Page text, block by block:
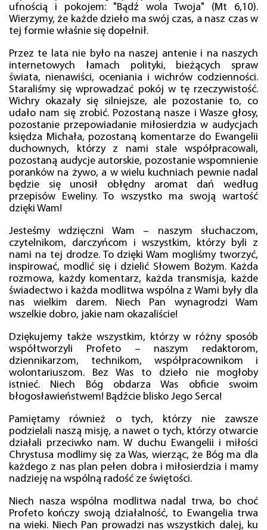
ufnością i pokojem: "Bądź wola Twoja" (Mt 6,10).
Wierzymy, że każde dzieło ma swój czas, a nasz czas w
tej formie właśnie się dopełnił.
Przez te lata nie było na naszej antenie i na naszych
internetowych łamach polityki, bieżących spraw
świata, nienawiści, oceniania i wichrów codzienności.
Staraliśmy się wprowadzać pokój w tę rzeczywistość.
Wichry okazały się silniejsze, ale pozostanie to, co
udało nam się zrobić. Pozostaną nasze i Wasze głosy,
pozostanie przepowiadanie miłosierdzia w audycjach
księdza Michała, pozostaną komentarze do Ewangelii
duchownych, którzy z nami stale współpracowali,
pozostaną audycje autorskie, pozostanie wspomnienie
poranków na żywo, a w wielu kuchniach pewnie nadal
będzie się unosił obłędny aromat dań według
przepisów Eweliny. To wszystko ma swoją wartość
dzięki Wam!
Jesteśmy wdzięczni Wam – naszym słuchaczom,
czytelnikom, darczyńcom i wszystkim, którzy byli z
nami na tej drodze. To dzięki Wam mogliśmy tworzyć,
inspirować, modlić się i dzielić Słowem Bożym. Każda
rozmowa, każdy komentarz, każda transmisja, każde
świadectwo i każda modlitwa wspólna z Wami były dla
nas wielkim darem. Niech Pan wynagrodzi Wam
wszelkie dobro, jakie nam okazaliście!
Dziękujemy także wszystkim, którzy w różny sposób
współtworzyli Profeto – naszym redaktorom,
dziennikarzom, technikom, współpracownikom i
wolontariuszom. Bez Was to dzieło nie mogłoby
istnieć. Niech Bóg obdarza Was obficie swoim
błogosławieństwem! Bądźcie blisko Jego Serca!
Pamiętamy również o tych, którzy nie zawsze
podzielali naszą misję, a nawet o tych, którzy otwarcie
działali przeciwko nam. W duchu Ewangelii i miłości
Chrystusa modlimy się za Was, wierząc, że Bóg ma dla
każdego z nas plan pełen dobra i miłosierdzia i mamy
nadzieję na wspólną radość ze świętości.
Niech nasza wspólna modlitwa nadal trwa, bo choć
Profeto kończy swoją działalność, to Ewangelia trwa
na wieki. Niech Pan prowadzi nas wszystkich dalej, ku